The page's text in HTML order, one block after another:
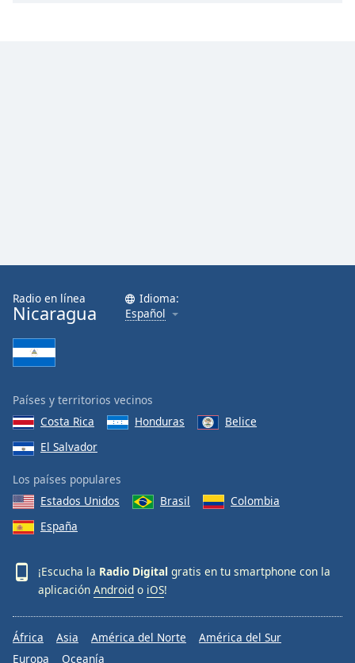
Radio en línea
Nicaragua
Idioma:
Español
Países y territorios vecinos
Costa Rica
Honduras
Belice
El Salvador
Los países populares
Estados Unidos
Brasil
Colombia
España
¡Escucha la Radio Digital gratis en tu smartphone con la
aplicación Android o iOS!
África Asia América del Norte
América del Sur
Europa
Oceanía